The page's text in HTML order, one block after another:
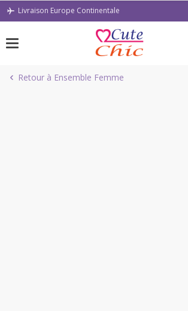
PasserLivraison Europe Continentale
Retour à Ensemble Femme